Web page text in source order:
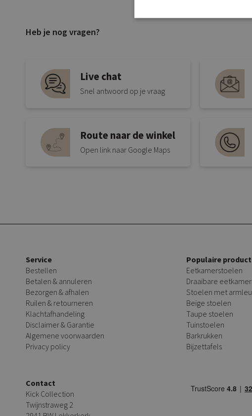
Heb je nog vragen?
Live chat
Snel antwoord op je vraag
Route naar de winkel
Open link naar Google Maps
Service
Bestellen
Betalen & annuleren
Bezorgen & afhalen
Ruilen & retourneren
Klachtafhandeling
Disclaimer & Garantie
Algemene voorwaarden
Privacy policy
Populaire
Eetkamerstoelen
Draaibare
Stoelen met
Beige stoelen
Taupe stoelen
Tuinstoelen
Barkrukken
Bijzettafels
Contact
Kick Collection
Twijnstraweg 2